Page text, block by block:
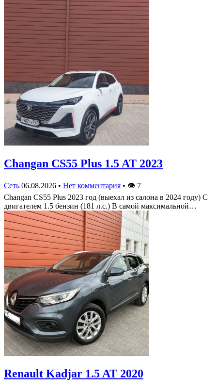
Changan CS55 Plus 1.5 AT 2023
Сеть 06.08.2026 • Нет комментария • 👁 7
Changan CS55 Plus 2023 год (выехал из салона в 2024 году) С
двигателем 1.5 бензин (181 л.с.) В самой максимальной…
Renault Kadjar 1.5 AT 2020